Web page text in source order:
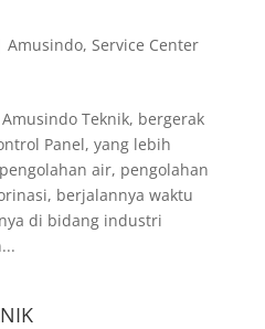
Amusindo, Service Center
Teknik, bergerak
Panel, yang lebih
air, pengolahan
berjalannya waktu
di bidang industri